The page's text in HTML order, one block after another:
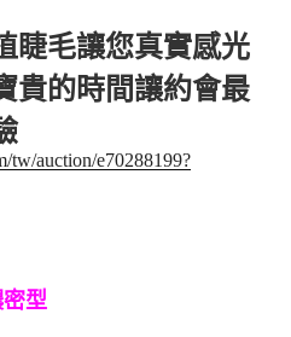
睫毛讓您真實感光
貴的時間讓約會最
tw/auction/e70288199?
型